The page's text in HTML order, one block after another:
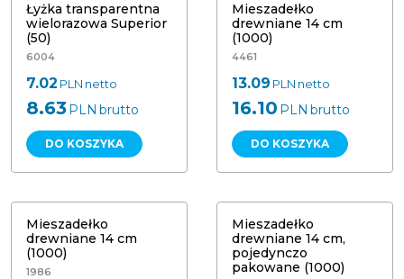
Łyżka transparentna
wielorazowa Superior
(50)
6004
7.02 PLN netto
8.63PLN brutto
DO KOSZYKA
Mieszadełko
drewniane 14 cm
(1000)
4461
13.09 PLN netto
16.10 PLN brutto
DO KOSZYKA
Mieszadełko drewniane 14 cm (1000)
Mieszadełko
drewniane 14 cm
(1000)
1986
Mieszadełko drewniane 14 cm,
pojedynczo pakowane (1000)
Mieszadełko
drewniane 14 cm,
pojedynczo
pakowane (1000)